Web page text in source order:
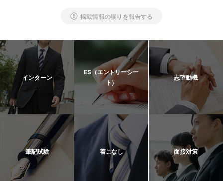
掲載情報の誤りを報告する
インターン
ES（エントリーシー
ト）
志望動機
筆記試験 着こなし 面接対策